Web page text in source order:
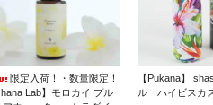
限定入荷！・数量限定！
Lab】モロカイ プル
【Pukana】
ル ハイビスカ